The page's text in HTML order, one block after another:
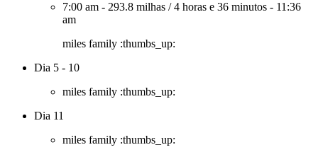
7:00 am - 293.8 milhas /4 horas e 36 minutos - 11:36
am
miles family :thumbs_up:
Dia 5 - 10
miles family :thumbs_up:
Dia 11
miles family :thumbs_up: